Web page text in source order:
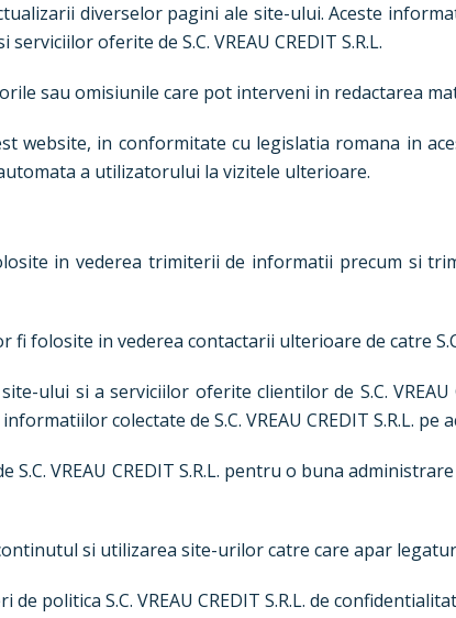
diverselor pagini ale site-ului. Aceste
oferite de S.C. VREAU CREDIT S.R.L.
sau omisiunile care pot interveni in redactarea
website, in conformitate cu legislatia romana in
a utilizatorului la vizitele ulterioare.
in vederea trimiterii de informatii precum si
folosite in vederea contactarii ulterioare de catre S.C.
ului si a serviciilor oferite clientilor de S.C. VREAU
colectate de S.C. VREAU CREDIT S.R.L. pe
VREAU CREDIT S.R.L. pentru o buna
si utilizarea site-urilor catre care apar legaturi
politica S.C. VREAU CREDIT S.R.L. de